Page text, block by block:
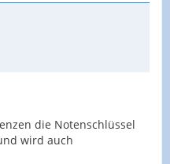
die Notenschlüssel
wird auch